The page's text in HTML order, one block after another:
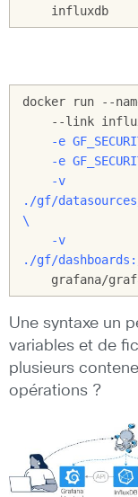
    influxdb
docker run --
./gf/
\
./gf/
grafana/
Une syntaxe un
variables et de
plusieurs
opérations ?